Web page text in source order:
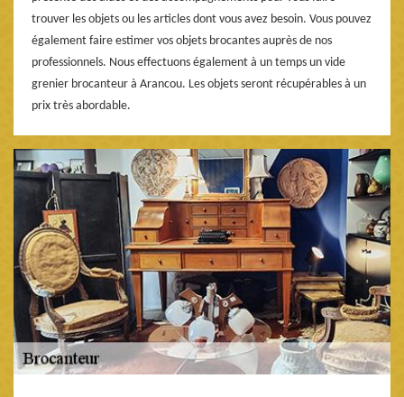
trouver les objets ou les articles dont vous avez besoin. Vous pouvez
également faire estimer vos objets brocantes auprès de nos
professionnels. Nous effectuons également à un temps un vide
grenier brocanteur à Arancou. Les objets seront récupérables à un
prix très abordable.